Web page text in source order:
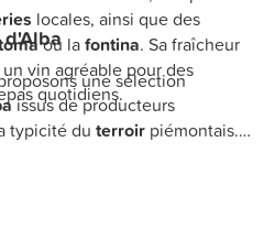
locales, ainsi que des
ou lafontina. Sa fraîcheur
vin agréable pour des
quotidiens.
une sélection
issus de producteurs
typicité du terroir piémontais.
votre cave et vos moments